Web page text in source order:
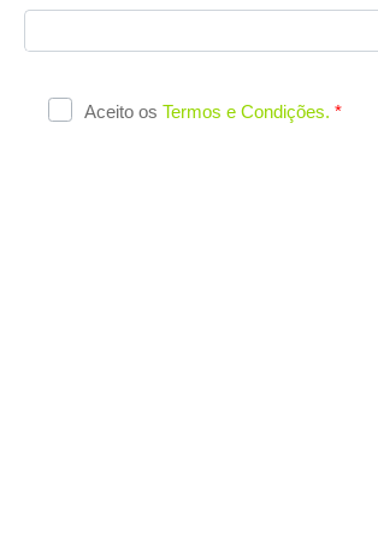
Aceito os Termos e Condições. *